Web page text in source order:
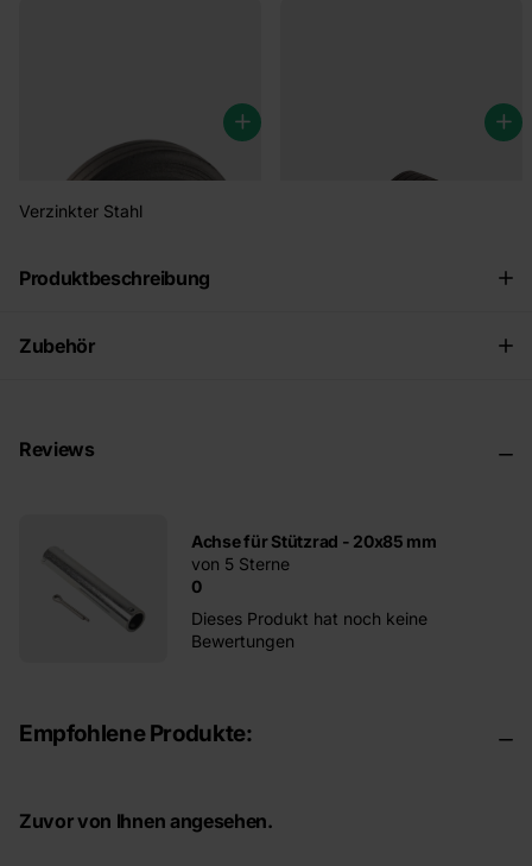
Verzinkter Stahl
Produktbeschreibung
Zubehör
Reviews
Achse für Stützrad - 20x85 mm
0
von 5 Sterne
Dieses Produkt hat noch keine
Bewertungen
Empfohlene Produkte:
Zuvor von Ihnen angesehen.